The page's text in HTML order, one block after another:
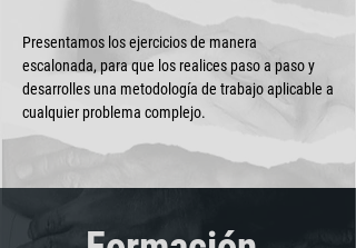
Presentamos los ejercicios de manera
escalonada, para que los realices paso a paso y
desarrolles una metodología de trabajo aplicable a
cualquier problema complejo.